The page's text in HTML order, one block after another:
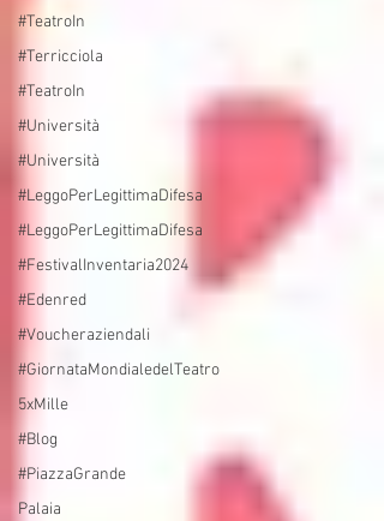
#TeatroIn
#Terricciola
#TeatroIn
#Università
#Università
#LeggoPerLegittimaDifesa
#LeggoPerLegittimaDifesa
#FestivalInventaria2024
#Edenred
#Voucheraziendali
#GiornataMondialedelTeatro
5xMille
#Blog
#PiazzaGrande
Palaia